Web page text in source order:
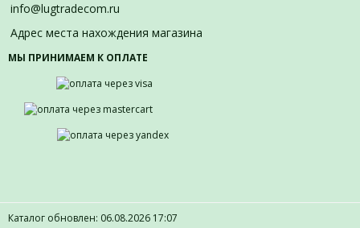
info@lugtradecom.ru
Адрес места нахождения магазина
МЫ ПРИНИМАЕМ К ОПЛАТЕ
Каталог обновлен: 06.08.2026 17:07